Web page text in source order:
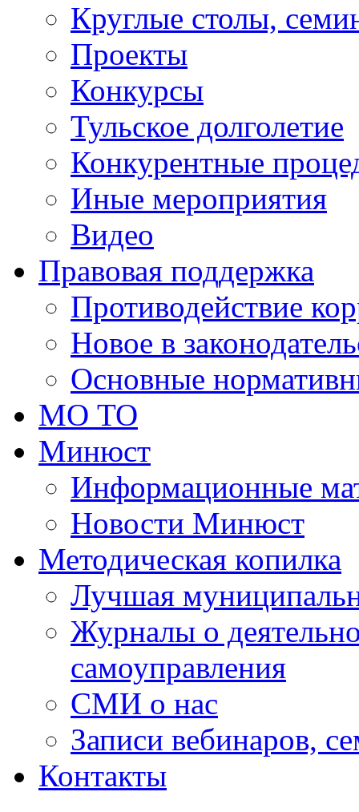
Круглые столы,
Проекты
Конкурсы
Тульское долголетие
Конкурентные
Иные мероприятия
Видео
Правовая поддержка
Противодействие
Новое в
Основные
МО ТО
Минюст
Информационные
Новости Минюст
Методическая копилка
Лучшая
Журналы о
самоуправления
СМИ о нас
Записи вебинаров,
Контакты